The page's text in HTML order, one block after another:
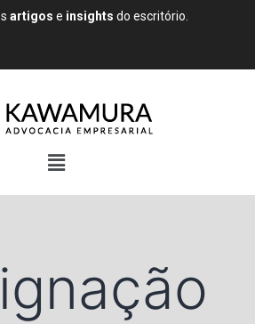
artigos e insights do escritório.